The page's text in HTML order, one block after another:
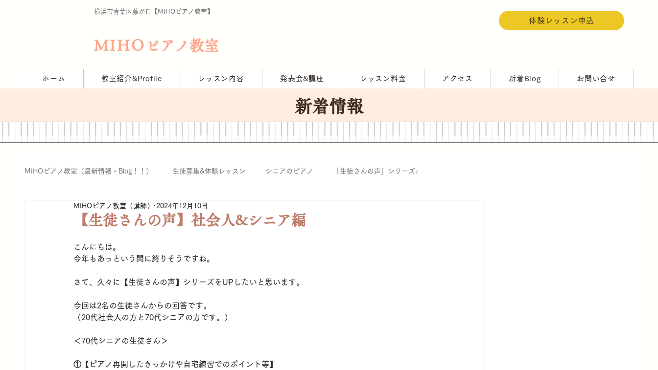
横浜市青葉区藤が丘【MIHO ピアノ教室​】
MIHO ピアノ教室
体験レッスン申込
ホーム 教室紹介&Profile レッスン内容 発表会&講座 レッスン料金 アクセス 新着Blog お問い合せ
新着情報
MIHOピアノ教室（最新情報・Blog！！） 生徒募集&体験レッスン シニアのピアノ 「生徒さんの声」シリーズ♪
（保育士・幼稚園教論）関係 グレード試験
【生徒さんの声】社会人&シニア編
MIHOピアノ教室（講師） 2024年12月10日
こんにちは。
今年もあっという間に終りそうですね。
さて、久々に【生徒さんの声】シリーズをUPしたいと思います。
今回は2名の生徒さんからの回答です。
（20代社会人の方と70代シニアの方です。）
＜70代シニアの生徒さん＞
①【ピアノ再開したきっかけや自宅練習でのポイント等】